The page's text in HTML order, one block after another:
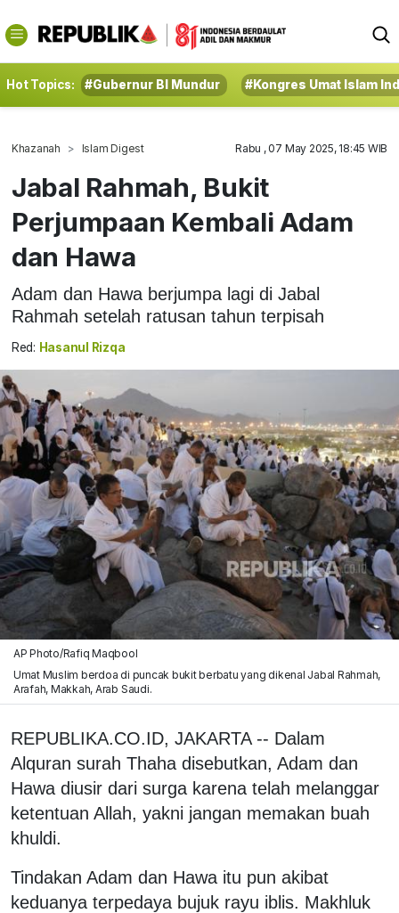
Hot Topics: #Gubernur BI Mundur #Kongres Umat Islam
Khazanah Islam Digest Rabu , 07 May 2025, 18:45 WIB
Jabal Rahmah, Bukit
Perjumpaan Kembali Adam
dan Hawa
Adam dan Hawa berjumpa lagi di Jabal
Rahmah setelah ratusan tahun terpisah
Red: Hasanul Rizqa
AP Photo/Rafiq Maqbool
Umat Muslim berdoa di puncak bukit berbatu yang dikenal Jabal Rahmah,
Arafah, Makkah, Arab Saudi.
REPUBLIKA.CO.ID, JAKARTA -- Dalam
Alquran surah Thaha disebutkan, Adam dan
Hawa diusir dari surga karena telah melanggar
ketentuan Allah, yakni jangan memakan buah
khuldi.
Tindakan Adam dan Hawa itu pun akibat
keduanya terpedaya bujuk rayu iblis. Makhluk